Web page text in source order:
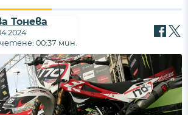
Тонева
00:37 мин.